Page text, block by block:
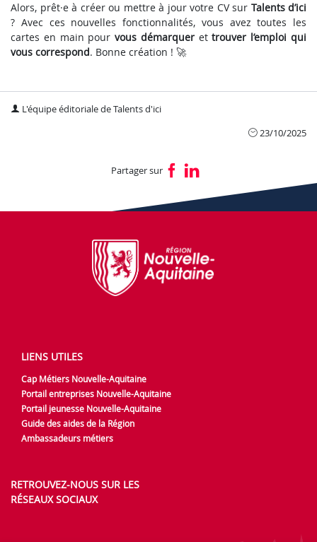
Alors, prêt·e à créer ou mettre à jour votre CV sur Talents d’ici
? Avec ces nouvelles fonctionnalités, vous avez toutes les
cartes en main pourvous démarquerettrouver l’emploi qui
vous correspond. Bonne création ! 🚀
L'équipe éditoriale de Talents d'ici
23/10/2025
Partager sur
LIENS UTILES
Cap Métiers Nouvelle-Aquitaine
Portail entreprises Nouvelle-Aquitaine
Portail jeunesse Nouvelle-Aquitaine
Guide des aides de la Région
Ambassadeurs métiers
RETROUVEZ-NOUS SUR LES
RÉSEAUX SOCIAUX